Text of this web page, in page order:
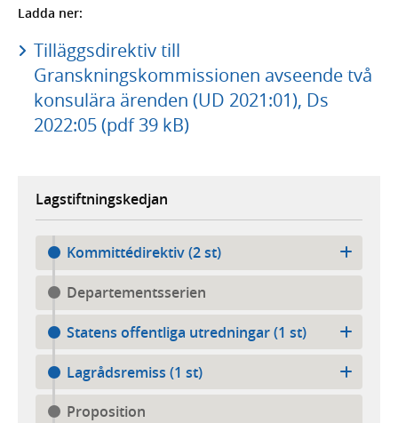
Ladda ner:
Tilläggsdirektiv till
Granskningskommissionen avseende två
konsulära ärenden (UD 2021:01), Ds
2022:05 (pdf 39 kB)
Lagstiftningskedjan
Kommittédirektiv (2 st)
Departementsserien
Statens offentliga utredningar (1 st)
Lagrådsremiss (1 st)
Proposition